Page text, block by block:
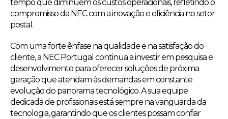
tempo que diminuem os custos operacionais, refletindo o
compromisso da NEC com a inovação e eficiência no setor
postal.
Com uma forte ênfase na qualidade e na satisfação do
cliente, a NEC Portugal continua a investir em pesquisa e
desenvolvimento para oferecer soluções de próxima
geração que atendam às demandas em constante
evolução do panorama tecnológico. A sua equipe
dedicada de profissionais está sempre na vanguarda da
tecnologia, garantindo que os clientes possam confiar